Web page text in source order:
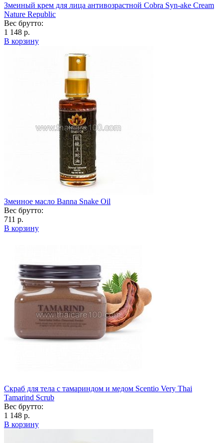
Змеиный крем для лица антивозрастной Cobra Syn-ake Cream
Nature Republic
Вес брутто:
1 148 р.
В корзину
Змеиное масло Banna Snake Oil
Вес брутто:
711 р.
В корзину
Скраб для тела с тамариндом и медом Scentio Very Thai
Tamarind Scrub
Вес брутто:
1 148 р.
В корзину